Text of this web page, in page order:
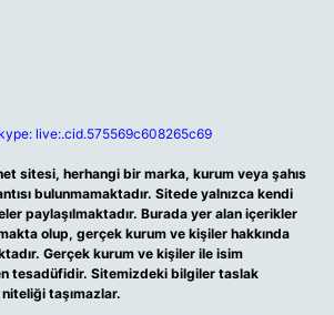
live:.cid.575569c608265c69
sitesi, herhangi bir marka, kurum veya şahıs
bulunmamaktadır. Sitede yalnızca kendi
paylaşılmaktadır. Burada yer alan içerikler
olup, gerçek kurum ve kişiler hakkında
Gerçek kurum ve kişiler ile isim
tesadüfidir. Sitemizdeki bilgiler taslak
taşımazlar.